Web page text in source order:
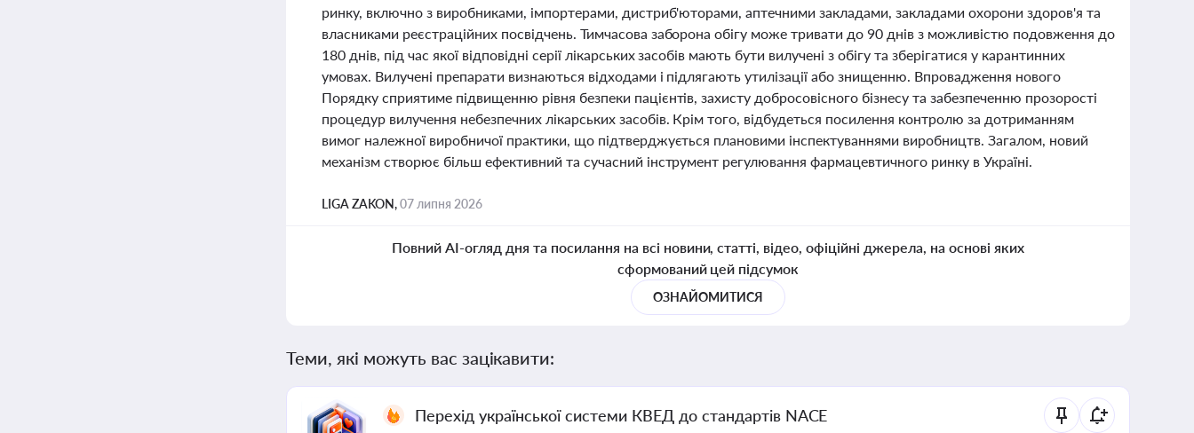
ринку, включно з виробниками, імпортерами, дистриб'юторами, аптечними закладами, закладами охорони здоров'я та
власниками реєстраційних посвідчень. Тимчасова заборона обігу може тривати до 90 днів з можливістю подовження до
180 днів, під час якої відповідні серії лікарських засобів мають бути вилучені з обігу та зберігатися у карантинних
умовах. Вилучені препарати визнаються відходами і підлягають утилізації або знищенню. Впровадження нового
Порядку сприятиме підвищенню рівня безпеки пацієнтів, захисту добросовісного бізнесу та забезпеченню прозорості
процедур вилучення небезпечних лікарських засобів. Крім того, відбудеться посилення контролю за дотриманням
вимог належної виробничої практики, що підтверджується плановими інспектуваннями виробництв. Загалом, новий
механізм створює більш ефективний та сучасний інструмент регулювання фармацевтичного ринку в Україні.
LIGA ZAKON,07 липня 2026
Повний AI-огляд дня та посилання на всі новини, статті, відео, офіційні джерела, на основі яких
сформований цей підсумок
ОЗНАЙОМИТИСЯ
Теми, які можуть вас зацікавити:
Перехід української системи КВЕД до стандартів NACE